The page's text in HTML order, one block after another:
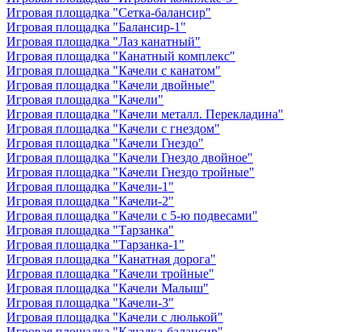
Игровая площадка "Сетка-балансир"
Игровая площадка "Балансир-1"
Игровая площадка "Лаз канатный"
Игровая площадка "Канатный комплекс"
Игровая площадка "Качели с канатом"
Игровая площадка "Качели двойные"
Игровая площадка "Качели"
Игровая площадка "Качели металл. Перекладина"
Игровая площадка "Качели с гнездом"
Игровая площадка "Качели Гнездо"
Игровая площадка "Качели Гнездо двойное"
Игровая площадка "Качели Гнездо тройные"
Игровая площадка "Качели-1"
Игровая площадка "Качели-2"
Игровая площадка "Качели с 5-ю подвесами"
Игровая площадка "Тарзанка"
Игровая площадка "Тарзанка-1"
Игровая площадка "Канатная дорога"
Игровая площадка "Качели тройные"
Игровая площадка "Качели Малыш"
Игровая площадка "Качели-3"
Игровая площадка "Качели с люлькой"